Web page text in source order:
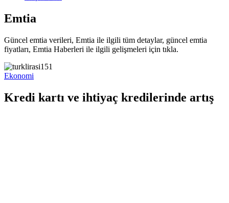
Emtia
Güncel emtia verileri, Emtia ile ilgili tüm detaylar, güncel emtia
fiyatları, Emtia Haberleri ile ilgili gelişmeleri için tıkla.
Ekonomi
Kredi kartı ve ihtiyaç kredilerinde artış